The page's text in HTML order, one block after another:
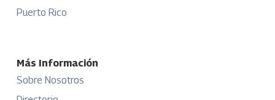
Puerto Rico
Más Información
Sobre Nosotros